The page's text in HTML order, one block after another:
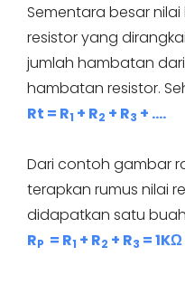
Sementara besar
resistor yang
jumlah hambatan
hambatan resistor.
Rt = R1 + R2 + R3 + ….
Dari contoh gambar
terapkan rumus nilai
didapatkan satu
RP = R1 + R2 + R3 =